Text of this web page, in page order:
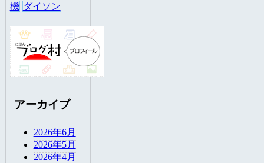
機 ダイソン
アーカイブ
2026年6月
2026年5月
2026年4月